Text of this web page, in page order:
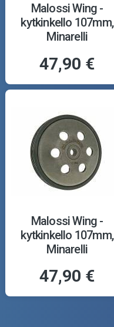
Malossi Wing -
kytkinkello 107mm,
Minarelli
47,90 €
Malossi Wing -
kytkinkello 107mm,
Minarelli
47,90 €